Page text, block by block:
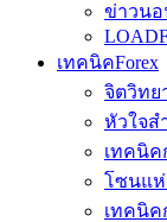
ข่าวนอ
เทคนิคForex
จิตวิทย
หัวใจส
เทคนิค
โซนแห่
เทคนิค